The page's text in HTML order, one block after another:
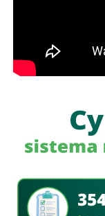
de agua potable y
guarniciones,
pasos peatonales
calidad de vida
calle Enramadas,
cuadrados de
El presidente
Capitalcontinuará